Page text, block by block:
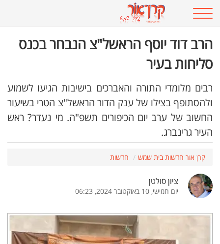
הרב דוד יוסף הראשל"צ הנבחר בכנס
סליחות בעיר
רבים מלומדי התורה והאברכים בישיבות הגיעו לשמוע
ולהסתופף בצילו של ענק הדור הראשל"צ הטרי בשיעור
החשוב של ערב יום הכיפורים תשפ"ה. מי נעדר? ראש
העיר גרינברג.
קרן אור חדשות בית שמש חדשות
ציון סולטן
יום חמישי, 10 באוקטובר 2024, 06:23